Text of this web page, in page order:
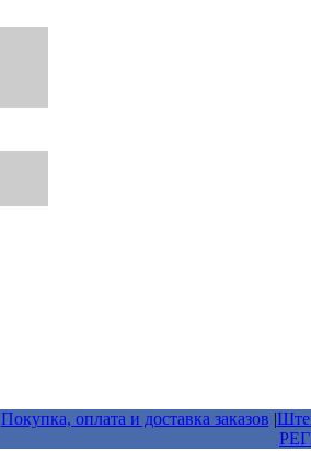
Покупка, оплата и доставка заказов |